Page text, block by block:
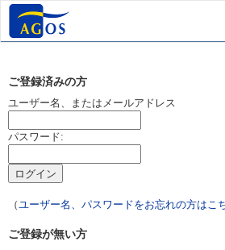
ご登録済みの方
ユーザー名、またはメールアドレス
パスワード:
（ユーザー名、パスワードをお忘れの方はこ
ご登録が無い方